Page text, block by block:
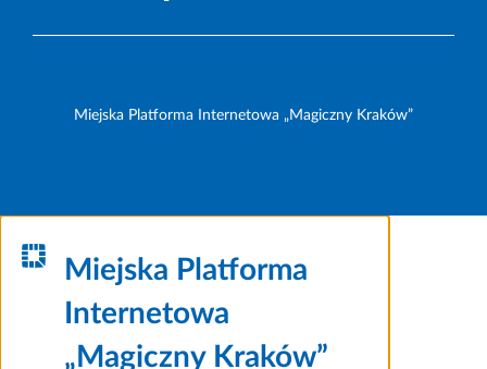
Miejska Platforma Internetowa „Magiczny Kraków”
Miejska Platforma
Internetowa
„Magiczny Kraków”